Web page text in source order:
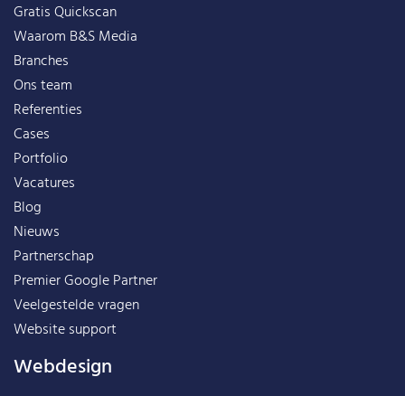
Gratis Quickscan
Waarom B&S Media
Branches
Ons team
Referenties
Cases
Portfolio
Vacatures
Blog
Nieuws
Partnerschap
Premier Google Partner
Veelgestelde vragen
Website support
Webdesign